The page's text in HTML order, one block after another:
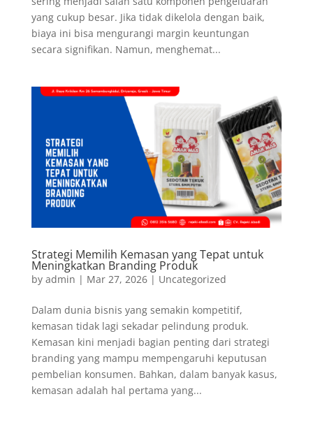
yang cukup besar. Jika tidak dikelola dengan baik,
biaya ini bisa mengurangi margin keuntungan
secara signifikan. Namun, menghemat...
Strategi Memilih Kemasan yang Tepat untuk
Meningkatkan Branding Produk
by admin | Mar 27, 2026| Uncategorized
Dalam dunia bisnis yang semakin kompetitif,
kemasan tidak lagi sekadar pelindung produk.
Kemasan kini menjadi bagian penting dari strategi
branding yang mampu mempengaruhi keputusan
pembelian konsumen. Bahkan, dalam banyak kasus,
kemasan adalah hal pertama yang...